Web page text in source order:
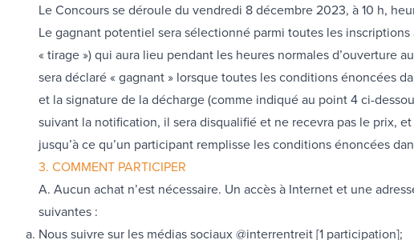
Le Concours se déroule du vendredi 8 décembre 2023, à 10 h,
Le gagnant potentiel sera sélectionné parmi toutes les
« tirage ») qui aura lieu pendant les heures normales d’ouverture
sera déclaré « gagnant » lorsque toutes les conditions énoncées
et la signature de la décharge (comme indiqué au point 4 ci-
suivant la notification, il sera disqualifié et ne recevra pas le prix,
jusqu’à ce qu’un participant remplisse les conditions énoncées
3. COMMENT PARTICIPER
A. Aucun achat n’est nécessaire. Un accès à Internet et une
suivantes :
Nous suivre sur les médias sociaux @interrentreit [1 participation];